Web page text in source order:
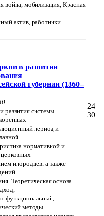
война, мобилизация, Красная
актив, работники
в развитии
губернии (1860–
развития системы
период и
нормативной и
инородцев, а также
Теоретическая основа
функциональный,
методы.
24–
30